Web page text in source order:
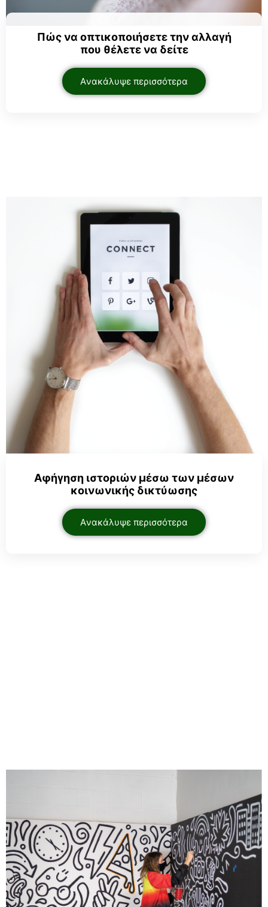
Πώς να οπτικοποιήσετε την αλλαγή
που θέλετε να δείτε
Aνακάλυψε περισσότερα
Αφήγηση ιστοριών μέσω των μέσων
κοινωνικής δικτύωσης
Aνακάλυψε περισσότερα